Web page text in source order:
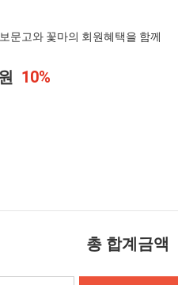
문고와 꽃마의 회원혜택을 함께
10%
총 합계금액